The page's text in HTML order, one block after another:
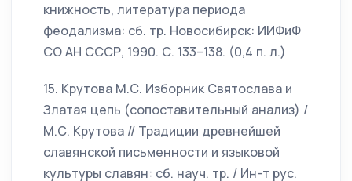
книжность, литература периода
феодализма: сб. тр. Новосибирск: ИИФиФ
СО АН СССР, 1990. С. 133–138. (0,4 п. л.)
15. Крутова М.С. Изборник Святослава и
Златая цепь (сопоставительный анализ) /
М.С. Крутова // Традиции древнейшей
славянской письменности и языковой
культуры славян: сб. науч. тр. / Ин-т рус.